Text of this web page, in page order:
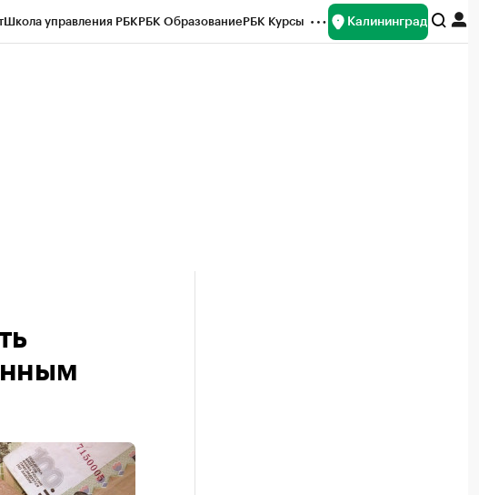
Школа управления РБКРБК ОбразованиеРБК Курсы Калининград